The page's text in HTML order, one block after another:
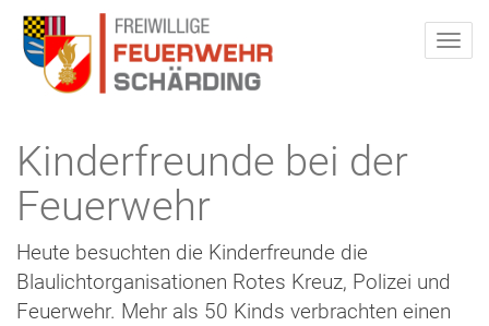
Kinderfreunde bei der
Feuerwehr
Heute besuchten die Kinderfreunde die
Blaulichtorganisationen Rotes Kreuz, Polizei und
Feuerwehr. Mehr als 50 Kinds verbrachten einen